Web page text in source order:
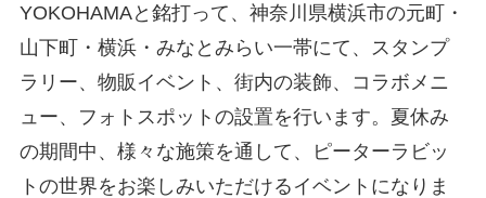
YOKOHAMAと銘打って、神奈川県横浜市の元町・
山下町・横浜・みなとみらい一帯にて、スタンプ
ラリー、物販イベント、街内の装飾、コラボメニ
ュー、フォトスポットの設置を行います。夏休み
の期間中、様々な施策を通して、ピーターラビッ
トの世界をお楽しみいただけるイベントになりま